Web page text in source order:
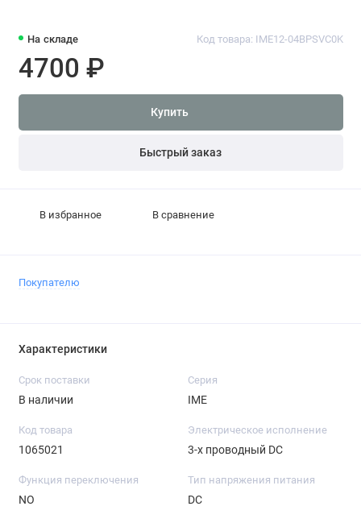
На складе Код товара: IME12-04BPSVC0K
4700 ₽
Купить
Быстрый заказ
В избранное В сравнение
Покупателю
Характеристики
Срок поставки
В наличии
Серия
IME
Код товара
1065021
Электрическое исполнение
3-х проводный DC
Функция переключения
NO
Тип напряжения питания
DC